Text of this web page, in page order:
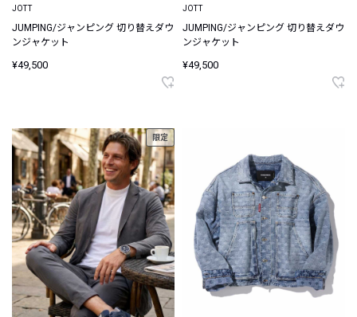
JOTT
JUMPING/ジャンピング 切り替えダウ
ンジャケット
¥49,500
JOTT
JUMPING/ジャンピング 切り替えダウ
ンジャケット
¥49,500
限定